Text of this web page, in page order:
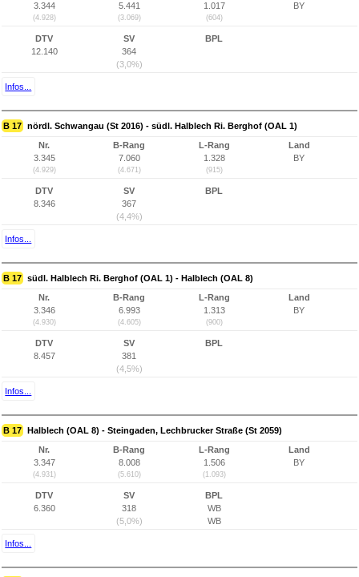
3.344
(4.928)
5.441
(3.069)
1.017
(604)
BY
DTV
12.140
SV
364
(3,0%)
BPL
Infos...
B 17 nördl. Schwangau (St 2016) - südl. Halblech Ri. Berghof (OAL 1)
Nr.
3.345
(4.929)
B-Rang
7.060
(4.671)
L-Rang
1.328
(915)
Land
BY
DTV
8.346
SV
367
(4,4%)
BPL
Infos...
B 17 südl. Halblech Ri. Berghof (OAL 1) - Halblech (OAL 8)
Nr.
3.346
(4.930)
B-Rang
6.993
(4.605)
L-Rang
1.313
(900)
Land
BY
DTV
8.457
SV
381
(4,5%)
BPL
Infos...
B 17 Halblech (OAL 8) - Steingaden, Lechbrucker Straße (St 2059)
Nr.
3.347
(4.931)
B-Rang
8.008
(5.610)
L-Rang
1.506
(1.093)
Land
BY
DTV
6.360
SV
318
(5,0%)
BPL
WB
WB
Infos...